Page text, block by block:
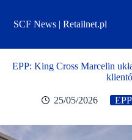
treściSCF News | Retailnet.pl
EPP: King Cross Marcelin
25/05/2026 EPP